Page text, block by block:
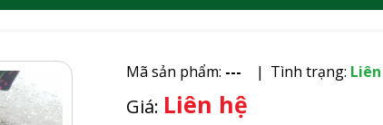
Mã sản phẩm: --- Tình trạng:
Giá: Liên hệ